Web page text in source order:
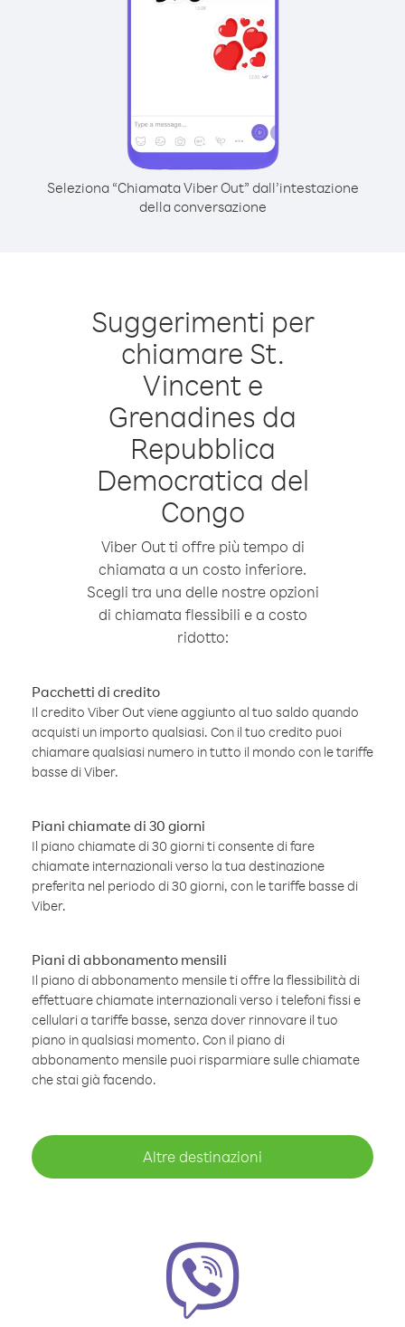
Seleziona “Chiamata Viber Out” dall’intestazione
della conversazione
Suggerimenti per
chiamare St.
Vincent e
Grenadines da
Repubblica
Democratica del
Congo
Viber Out ti offre più tempo di
chiamata a un costo inferiore.
Scegli tra una delle nostre opzioni
di chiamata flessibili e a costo
ridotto:
Pacchetti di credito
Il credito Viber Out viene aggiunto al tuo saldo quando
acquisti un importo qualsiasi. Con il tuo credito puoi
chiamare qualsiasi numero in tutto il mondo con le tariffe
basse di Viber.
Piani chiamate di 30 giorni
Il piano chiamate di 30 giorni ti consente di fare
chiamate internazionali verso la tua destinazione
preferita nel periodo di 30 giorni, con le tariffe basse di
Viber.
Piani di abbonamento mensili
Il piano di abbonamento mensile ti offre la flessibilità di
effettuare chiamate internazionali verso i telefoni fissi e
cellulari a tariffe basse, senza dover rinnovare il tuo
piano in qualsiasi momento. Con il piano di
abbonamento mensile puoi risparmiare sulle chiamate
che stai già facendo.
Altre destinazioni